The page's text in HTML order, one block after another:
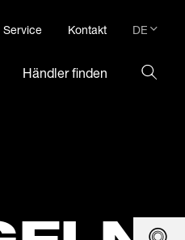
Service Kontakt DE
DE
Händler finden